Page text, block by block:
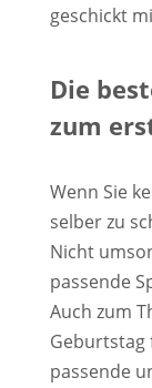
geschickt
Die
zum
Wenn Sie
selber zu
Nicht
passende
Auch zum
Geburtstag
passende